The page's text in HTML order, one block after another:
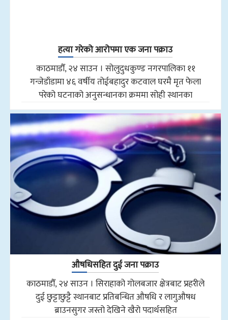
हत्या गरेको आरोपमा एक जना पक्राउ
काठमाडौँ, २४ साउन । सोलुदुधकुण्ड नगरपालिका ११
गन्जेडाँडामा ४६ वर्षीय तोईबहादुर कटवाल घरमै मृत फेला
परेको घटनाको अनुसन्धानका क्रममा सोही स्थानका
औषधिसहित दुई जना पक्राउ
काठमाडौँ, २४ साउन । सिराहाको गोलबजार क्षेत्रबाट प्रहरीले
दुई छुट्टाछुट्टै स्थानबाट प्रतिबन्धित औषधि र लागुऔषध
ब्राउनसुगर जस्तो देखिने खैरो पदार्थसहित